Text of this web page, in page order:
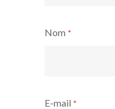
Nom *
E-mail *